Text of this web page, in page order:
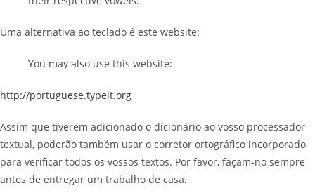
Uma alternativa ao teclado é este website:
You may also use this website:
http://portuguese.typeit.org
Assim que tiverem adicionado o dicionário ao vosso processador
textual, poderão também usar o corretor ortográfico incorporado
para verificar todos os vossos textos. Por favor, façam-no sempre
antes de entregar um trabalho de casa.